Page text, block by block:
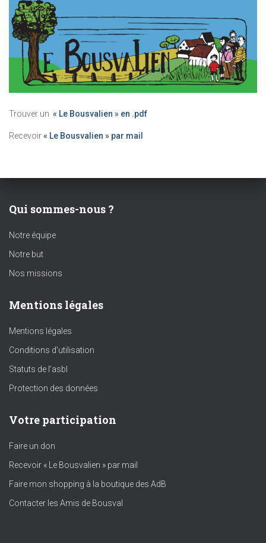
Trouver un « Le Bousvalien » en .pdf
Recevoir« Le Bousvalien » par mail
Qui sommes-nous ?
Notre équipe
Notre but
Nos missions
Mentions légales
Mentions légales
Conditions d’utilisation
Statuts de l’asbl
Protection des données
Votre participation
Faire un don
Recevoir « Le Bousvalien » par mail
Faire mon shopping à la boutique des AdB
Contacter les Amis de Bousval